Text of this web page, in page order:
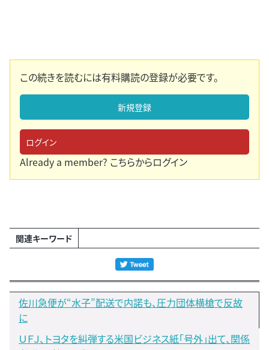
この続きを読むには有料購読の登録が必要です。
新規登録
ログイン
Already a member? こちらからログイン
関連キーワード
佐川急便が“水子”配送で内諾も、圧力団体横槍で反故
に
ＵＦＪ、トヨタを糾弾する米国ビジネス紙「号外」出て、関係